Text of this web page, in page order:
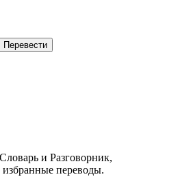
и Разговорник,
избранные переводы.